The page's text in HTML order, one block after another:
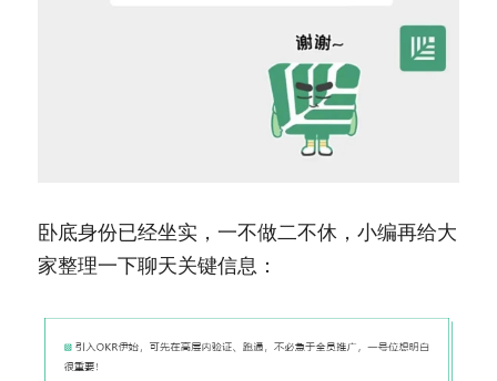
卧底身份已经坐实，一不做二不休，小编再给大
家整理一下聊天关键信息：